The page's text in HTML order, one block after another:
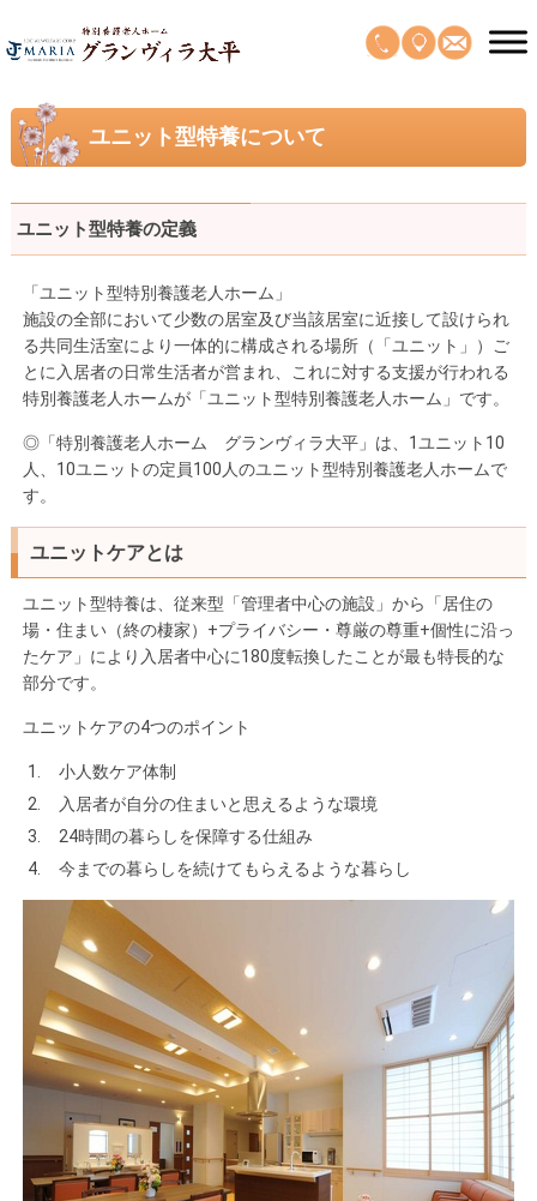
ユニット型特養について
ユニット型特養の定義
「ユニット型特別養護老人ホーム」
施設の全部において少数の居室及び当該居室に近接して設けられ
る共同生活室により一体的に構成される場所（「ユニット」）ご
とに入居者の日常生活者が営まれ、これに対する支援が行われる
特別養護老人ホームが「ユニット型特別養護老人ホーム」です。
◎「特別養護老人ホーム グランヴィラ大平」は、1ユニット10
人、10ユニットの定員100人のユニット型特別養護老人ホームで
す。
ユニットケアとは
ユニット型特養は、従来型「管理者中心の施設」から「居住の
場・住まい（終の棲家）+プライバシー・尊厳の尊重+個性に沿っ
たケア」により入居者中心に180度転換したことが最も特長的な
部分です。
ユニットケアの4つのポイント
小人数ケア体制
入居者が自分の住まいと思えるような環境
24時間の暮らしを保障する仕組み
今までの暮らしを続けてもらえるような暮らし